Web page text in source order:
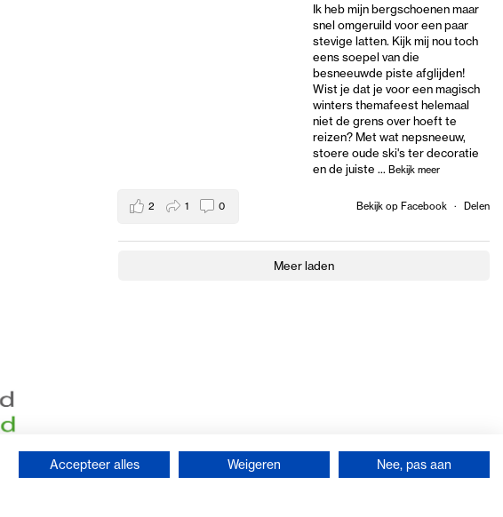
Ik heb mijn bergschoenen maar
snel omgeruild voor een paar
stevige latten. Kijk mij nou toch
eens soepel van die
besneeuwde piste afglijden!
Wist je dat je voor een magisch
winters themafeest helemaal
niet de grens over hoeft te
reizen? Met wat nepsneeuw,
stoere oude ski's ter decoratie
en de juiste ... Bekijk meer
Bekijk op Facebook · Delen
2 1 0
Meer laden
Accepteer alles Weigeren Nee, pas aan